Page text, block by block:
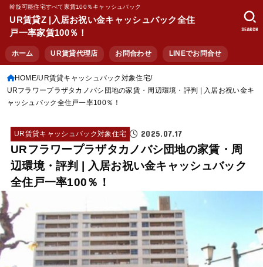
斡旋可能住宅すべて家賃100％キャッシュバック
UR賃貸Z |入居お祝い金キャッシュバック全住
戸一率家賃100％！
ホーム UR賃貸代理店 お問合わせ LINEでお問合せ
SEARCH
HOME UR賃貸キャッシュバック対象住宅
URフラワープラザタカノバシ団地の家賃・周辺環境・評判 | 入居お祝い金キ
ャッシュバック全住戸一率100％！
UR賃貸キャッシュバック対象住宅 2025.07.17
URフラワープラザタカノバシ団地の家賃・周
辺環境・評判 | 入居お祝い金キャッシュバック
全住戸一率100％！